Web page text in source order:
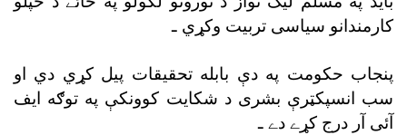
کارمندانو سياسى تربيت وکړي ـ
پنجاب حکومت په دې بابله تحقيقات پيل کړي دي او
سب انسپکټرې بشرى د شکايت کوونکې په توګه ايف
آئى آر درج کړے دے ـ